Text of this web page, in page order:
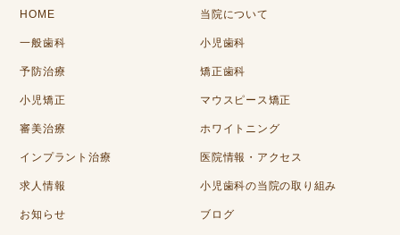
HOME 当院について
一般歯科 小児歯科
予防治療 矯正歯科
小児矯正 マウスピース矯正
審美治療 ホワイトニング
インプラント治療 医院情報・アクセス
求人情報 小児歯科の当院の取り組み
お知らせ ブログ